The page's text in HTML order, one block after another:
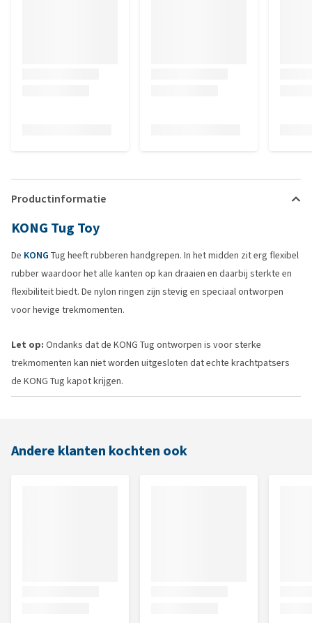
Productinformatie
KONG Tug Toy
De KONG Tug heeft rubberen handgrepen. In het midden zit erg flexibel
rubber waardoor het alle kanten op kan draaien en daarbij sterkte en
flexibiliteit biedt. De nylon ringen zijn stevig en speciaal ontworpen
voor hevige trekmomenten.
Let op: Ondanks dat de KONG Tug ontworpen is voor sterke
trekmomenten kan niet worden uitgesloten dat echte krachtpatsers
de KONG Tug kapot krijgen.
Andere klanten kochten ook